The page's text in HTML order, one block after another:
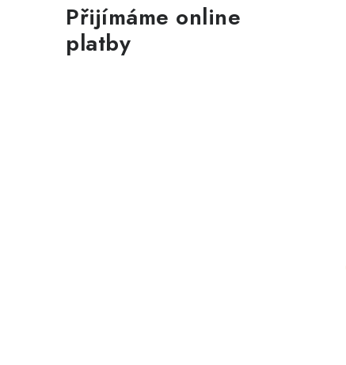
Přijímáme online
platby